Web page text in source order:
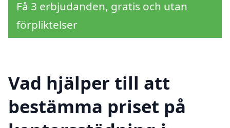
Få 3 erbjudanden, gratis och utan
förpliktelser
Vad hjälper till att
bestämma priset på